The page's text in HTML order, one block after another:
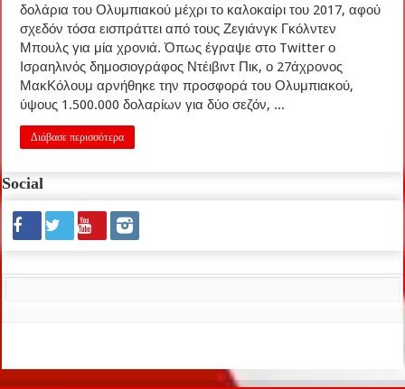
δολάρια του Ολυμπιακού μέχρι το καλοκαίρι του 2017, αφού
σχεδόν τόσα εισπράττει από τους Ζεγιάνγκ Γκόλντεν
Μπουλς για μία χρονιά. Όπως έγραψε στο Twitter ο
Ισραηλινός δημοσιογράφος Ντέιβιντ Πικ, ο 27άχρονος
ΜακΚόλουμ αρνήθηκε την προσφορά του Ολυμπιακού,
ύψους 1.500.000 δολαρίων για δύο σεζόν, ...
Διάβασε περισσότερα
Social